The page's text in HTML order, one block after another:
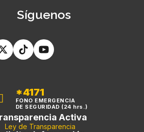
Síguenos
*4171
FONO EMERGENCIA
DE SEGURIDAD (24 hrs.)
Activa
Ley de Transparencia